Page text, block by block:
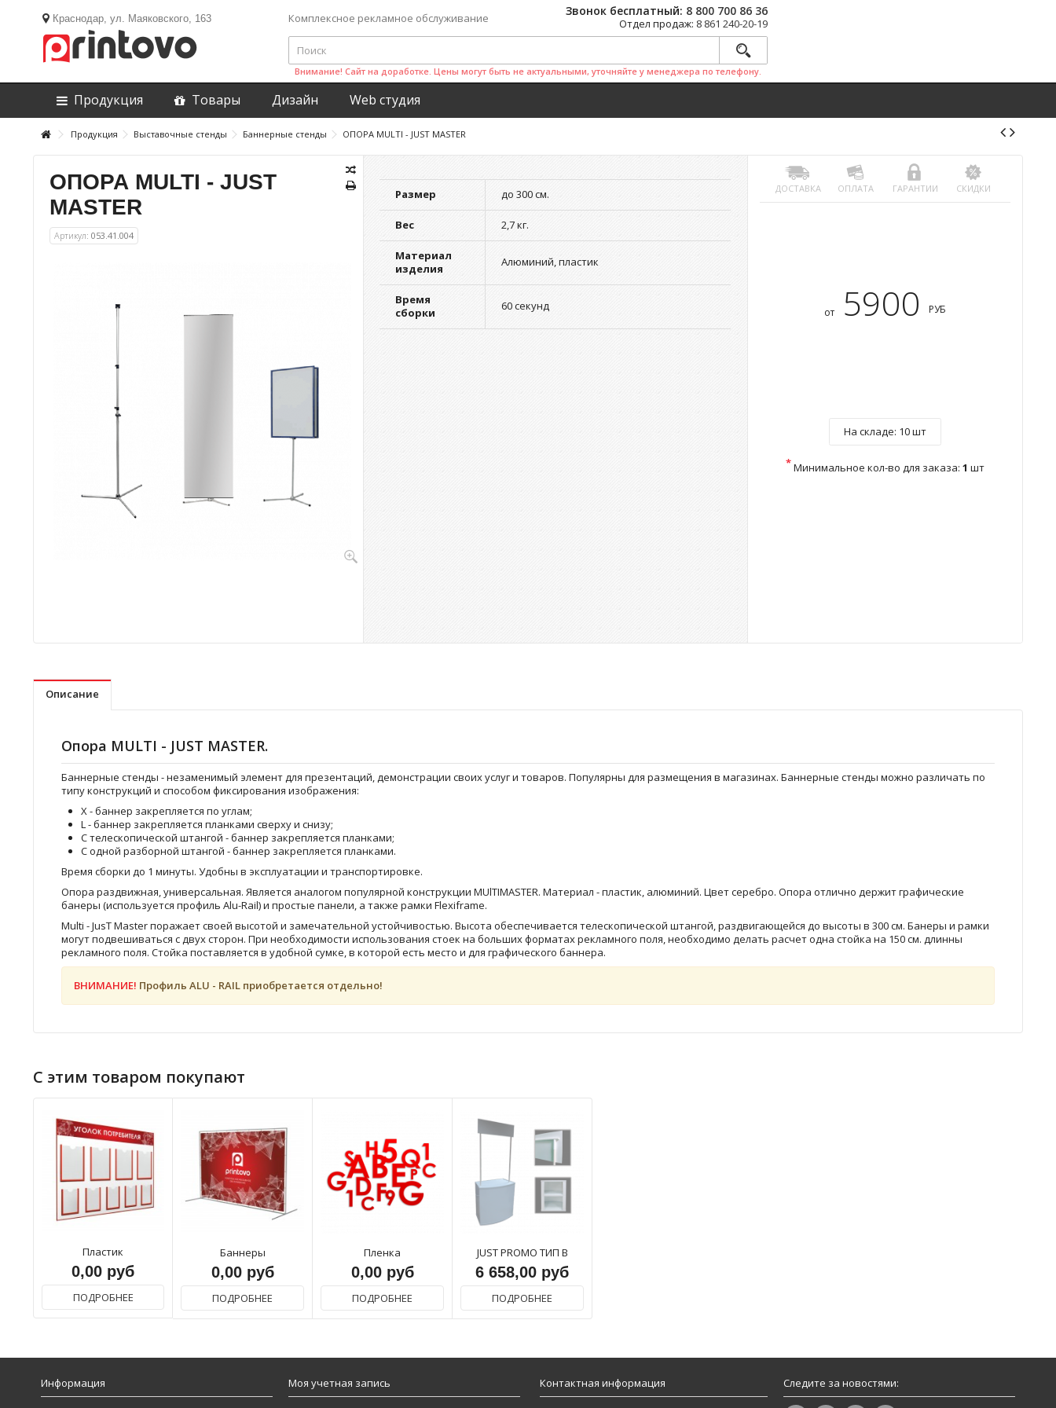
Краснодар, ул. Маяковского, 163 Комплексное рекламное обслуживание Звонок бесплатный: 8 800 700 86 36
Отдел продаж: 8 861 240-20-19
Внимание! Сайт на доработке. Цены могут быть не актуальными, уточняйте у менеджера по телефону.
Продукция Товары Дизайн Web студия
Продукция Выставочные стенды Баннерные стенды ОПОРА MULTI - JUST MASTER
Размер до 300 см.
Вес 2,7 кг.
Материал
изделия
Алюминий, пластик
Время
сборки
60 секунд
ДОСТАВКА ОПЛАТА ГАРАНТИИ СКИДКИ
от 5900 РУБ
На складе: 10 шт
*Минимальное кол-во для заказа: 1 шт
ОПОРА MULTI - JUST
MASTER
Артикул: 053.41.004
Описание
Опора MULTI - JUST MASTER.
Баннерные стенды - незаменимый элемент для презентаций, демонстрации своих услуг и товаров. Популярны для размещения в магазинах. Баннерные стенды можно различать по
типу конструкций и способом фиксирования изображения:
Х - баннер закрепляется по углам;
L - баннер закрепляется планками сверху и снизу;
С телескопической штангой - баннер закрепляется планками;
С одной разборной штангой - баннер закрепляется планками.
Время сборки до 1 минуты. Удобны в эксплуатации и транспортировке.
Опора раздвижная, универсальная. Является аналогом популярной конструкции MUlTIMASTER. Материал - пластик, алюминий. Цвет серебро. Опора отлично держит графические
банеры (используется профиль Alu-Rail) и простые панели, а также рамки Flexiframe.
Multi - JusT Master поражает своей высотой и замечательной устойчивостью. Высота обеспечивается телескопической штангой, раздвигающейся до высоты в 300 см. Банеры и рамки
могут подвешиваться с двух сторон. При необходимости использования стоек на больших форматах рекламного поля, необходимо делать расчет одна стойка на 150 см. длинны
рекламного поля. Стойка поставляется в удобной сумке, в которой есть место и для графического баннера.
ВНИМАНИЕ! Профиль ALU - RAIL приобретается отдельно!
С этим товаром покупают
Пластик
0,00 руб
ПОДРОБНЕЕ
Баннеры
0,00 руб
ПОДРОБНЕЕ
Пленка
0,00 руб
ПОДРОБНЕЕ
JUST PROMO ТИП B
6 658,00 руб
ПОДРОБНЕЕ
Информация Моя учетная запись Контактная информация Следите за новостями: